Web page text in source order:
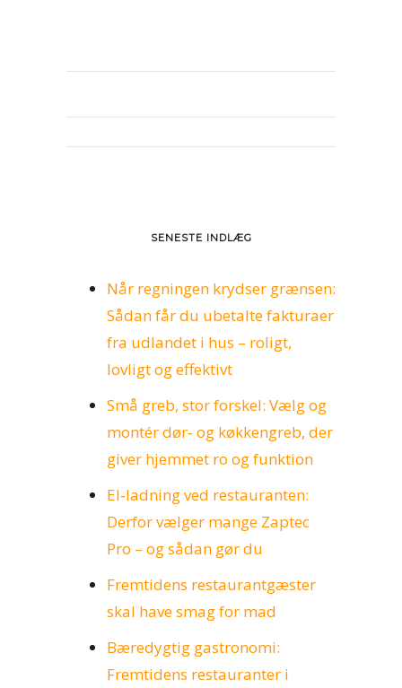
SENESTE INDLÆG
Når regningen krydser grænsen:
Sådan får du ubetalte fakturaer
fra udlandet i hus – roligt,
lovligt og effektivt
Små greb, stor forskel: Vælg og
montér dør‑ og køkkengreb, der
giver hjemmet ro og funktion
El‑ladning ved restauranten:
Derfor vælger mange Zaptec
Pro – og sådan gør du
Fremtidens restaurantgæster
skal have smag for mad
Bæredygtig gastronomi:
Fremtidens restauranter i